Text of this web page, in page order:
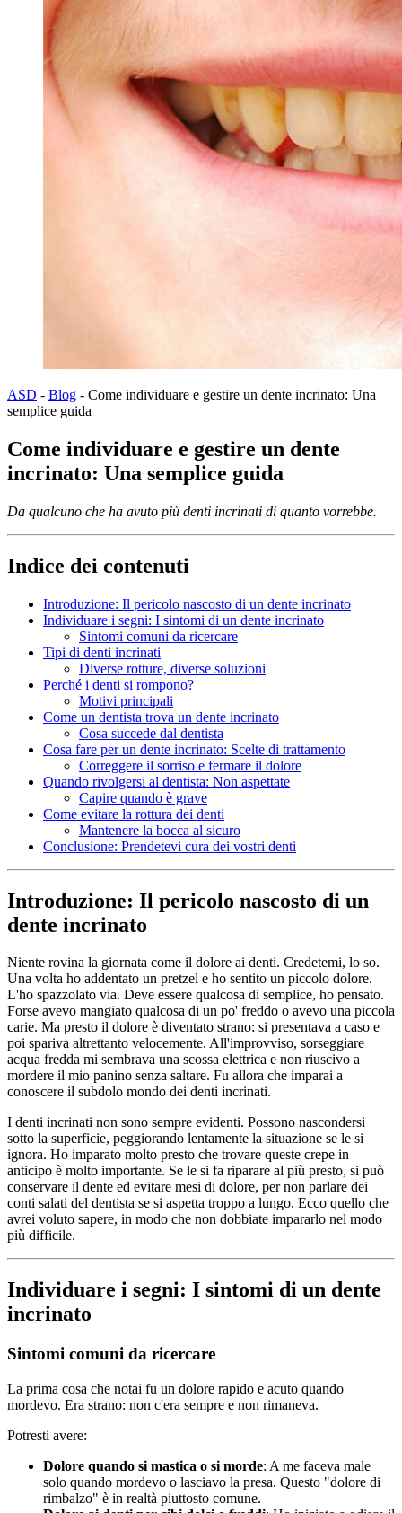
ASD - Blog - Come individuare e gestire un dente incrinato: Una
semplice guida
Come individuare e gestire un dente
incrinato: Una semplice guida
Da qualcuno che ha avuto più denti incrinati di quanto vorrebbe.
Indice dei contenuti
Introduzione: Il pericolo nascosto di un dente incrinato
Individuare i segni: I sintomi di un dente incrinato
Sintomi comuni da ricercare
Tipi di denti incrinati
Diverse rotture, diverse soluzioni
Perché i denti si rompono?
Motivi principali
Come un dentista trova un dente incrinato
Cosa succede dal dentista
Cosa fare per un dente incrinato: Scelte di trattamento
Correggere il sorriso e fermare il dolore
Quando rivolgersi al dentista: Non aspettate
Capire quando è grave
Come evitare la rottura dei denti
Mantenere la bocca al sicuro
Conclusione: Prendetevi cura dei vostri denti
Introduzione: Il pericolo nascosto di un
dente incrinato
Niente rovina la giornata come il dolore ai denti. Credetemi, lo so.
Una volta ho addentato un pretzel e ho sentito un piccolo dolore.
L'ho spazzolato via. Deve essere qualcosa di semplice, ho pensato.
Forse avevo mangiato qualcosa di un po' freddo o avevo una piccola
carie. Ma presto il dolore è diventato strano: si presentava a caso e
poi spariva altrettanto velocemente. All'improvviso, sorseggiare
acqua fredda mi sembrava una scossa elettrica e non riuscivo a
mordere il mio panino senza saltare. Fu allora che imparai a
conoscere il subdolo mondo dei denti incrinati.
I denti incrinati non sono sempre evidenti. Possono nascondersi
sotto la superficie, peggiorando lentamente la situazione se le si
ignora. Ho imparato molto presto che trovare queste crepe in
anticipo è molto importante. Se le si fa riparare al più presto, si può
conservare il dente ed evitare mesi di dolore, per non parlare dei
conti salati del dentista se si aspetta troppo a lungo. Ecco quello che
avrei voluto sapere, in modo che non dobbiate impararlo nel modo
più difficile.
Individuare i segni: I sintomi di un dente
incrinato
Sintomi comuni da ricercare
La prima cosa che notai fu un dolore rapido e acuto quando
mordevo. Era strano: non c'era sempre e non rimaneva.
Potresti avere:
Dolore quando si mastica o si morde: A me faceva male
solo quando mordevo o lasciavo la presa. Questo "dolore di
rimbalzo" è in realtà piuttosto comune.